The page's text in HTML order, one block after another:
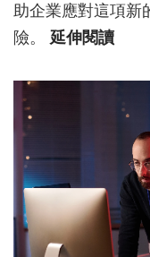
助企業應對這項新
險。 延伸閱讀